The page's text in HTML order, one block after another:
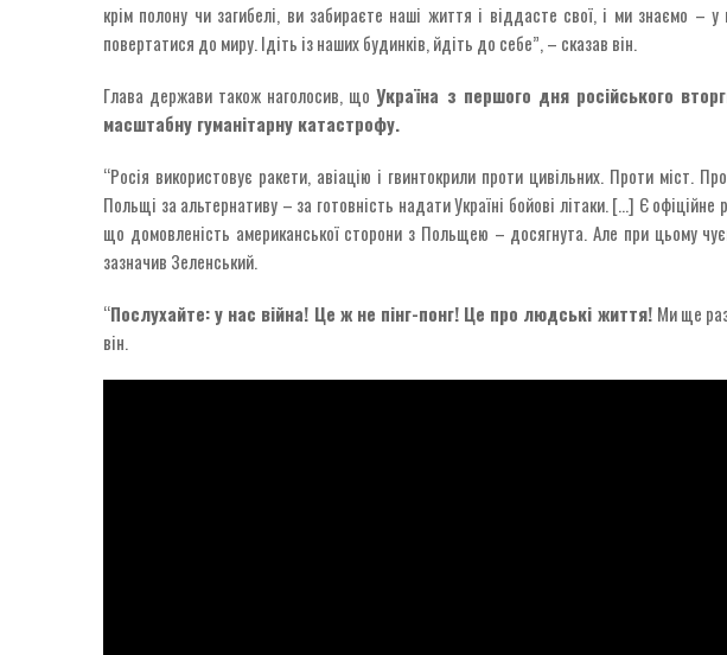
крім полону чи загибелі, ви забираєте наші життя і віддасте свої, і ми знаємо
повертатися до миру. Ідіть із наших будинків, йдіть до себе”, – сказав він.
Глава держави також наголосив, щоУкраїна з першого дня російського
масштабну гуманітарну катастрофу.
“Росія використовує ракети, авіацію і гвинтокрили проти цивільних. Проти міст.
Польщі за альтернативу – за готовність надати Україні бойові літаки. […] Є
що домовленість американської сторони з Польщею – досягнута. Але при цьому
зазначив Зеленський.
“Послухайте: у нас війна! Це ж не пінг-понг! Це про людські життя! Ми ще
він.